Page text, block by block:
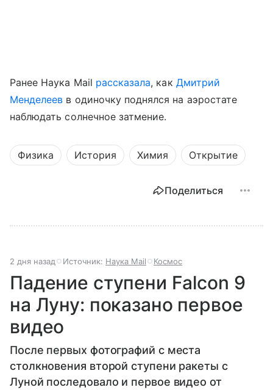
Ранее Наука Mail рассказала, как Дмитрий
Менделеев в одиночку поднялся на аэростате
наблюдать солнечное затмение.
Физика История Химия Открытие
Поделиться
2 дня назад Источник: Наука Mail Космос
Падение ступени Falcon 9
на Луну: показано первое
видео
После первых фотографий с места
столкновения второй ступени ракеты с
Луной последовало и первое видео от